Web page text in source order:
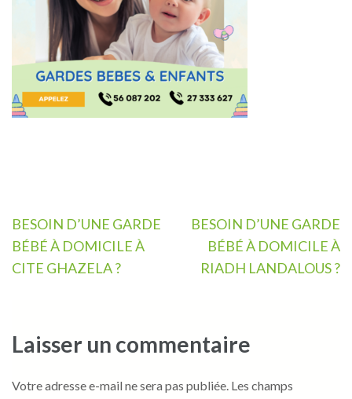
Navigation
de
l’article
BESOIN D’UNE GARDE
BÉBÉ À DOMICILE À
CITE GHAZELA ?
BESOIN D’UNE GARDE
BÉBÉ À DOMICILE À
RIADH LANDALOUS ?
Laisser un commentaire
Votre adresse e-mail ne sera pas publiée. Les champs